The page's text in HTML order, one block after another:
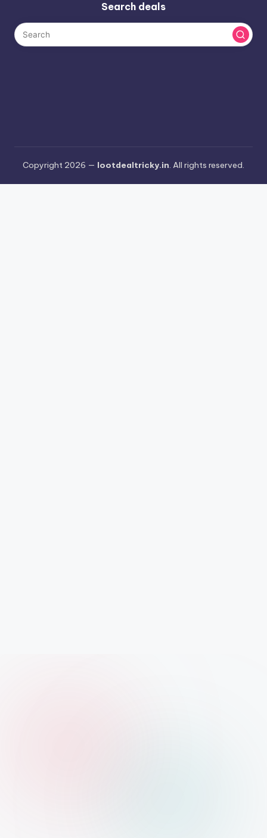
Search deals
Copyright 2026 — lootdealtricky.in. All rights reserved.